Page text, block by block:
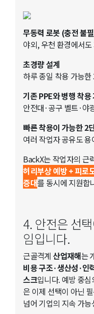
무동력 로봇 (충전 불
야외, 우천 환경에서
초경량 설계
하루 종일 착용 가능
기존 PPE와 병행 착용
안전대·공구 벨트·야
빠른 착용이 가능한 2
여러 작업자 공유도
BackX는 작업자의 근
허리부상 예방 + 피로
증대를 동시에 지원합
4. 안전은 선
임입니다.
근골격계산업재해는
비용 구조·생산성·인
스크입니다. 예방 중
은 이제 선택이 아닌
넘어 기업의 지속 가